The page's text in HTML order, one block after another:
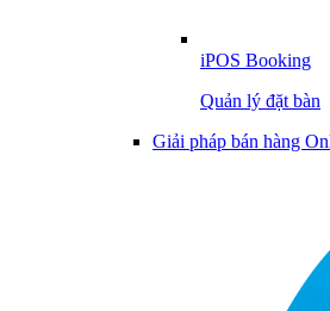
iPOS Booking
Quản lý đặt bàn
Giải pháp bán hàng